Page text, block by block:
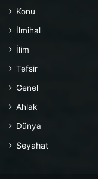
Konu
İlmihal
İlim
Tefsir
Genel
Ahlak
Dünya
Seyahat